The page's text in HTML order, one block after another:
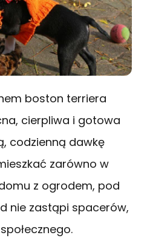
boston terriera
cierpliwa i gotowa
codzienną dawkę
zarówno w
z ogrodem, pod
nie zastąpi spacerów,